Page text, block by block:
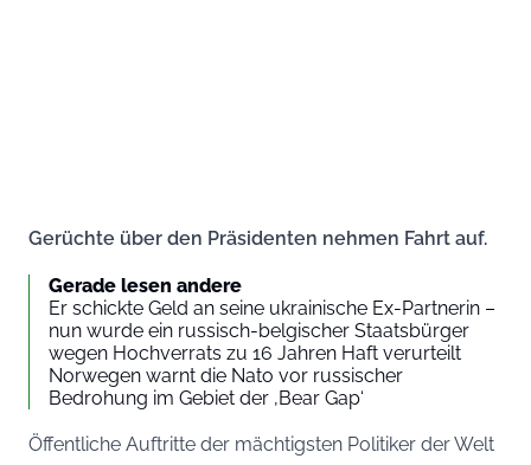
Gerüchte über den Präsidenten nehmen Fahrt auf.
Gerade lesen andere
Er schickte Geld an seine ukrainische Ex-Partnerin –
nun wurde ein russisch-belgischer Staatsbürger
wegen Hochverrats zu 16 Jahren Haft verurteilt
Norwegen warnt die Nato vor russischer
Bedrohung im Gebiet der ‚Bear Gap‘
Öffentliche Auftritte der mächtigsten Politiker der Welt